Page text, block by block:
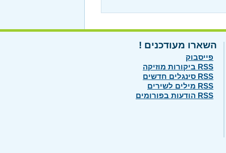
השארו מעודכנים !
פייסבוק
RSS ביקורות מוזיקה
RSS סינגלים חדשים
RSS מילים לשירים
RSS הודעות בפורומים